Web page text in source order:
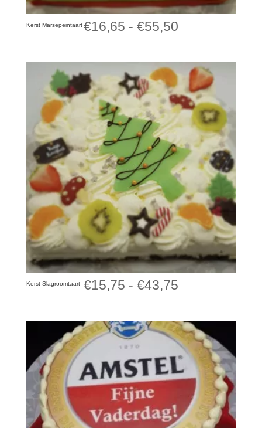
Kerst Marsepeintaart €16,65 - €55,50Prijsklasse:
tot
€55,50
Kerst Slagroomtaart €15,75 - €43,75Prijsklasse:
tot
€43,75